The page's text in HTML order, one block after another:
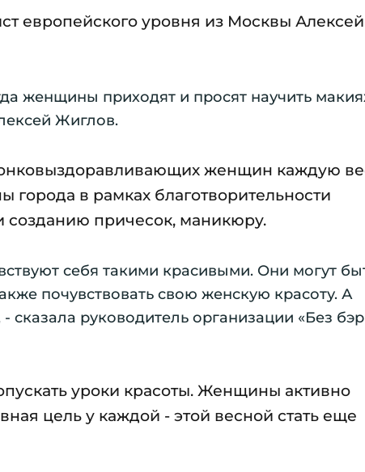
европейского уровня из Москвы Алексей
женщины приходят и просят научить
Жиглов.
женщин каждую
города в рамках благотворительности
созданию причесок, маникюру.
себя такими красивыми. Они могут
почувствовать свою женскую красоту. А
руководитель организации «Без
уроки красоты. Женщины активно
цель у каждой - этой весной стать еще